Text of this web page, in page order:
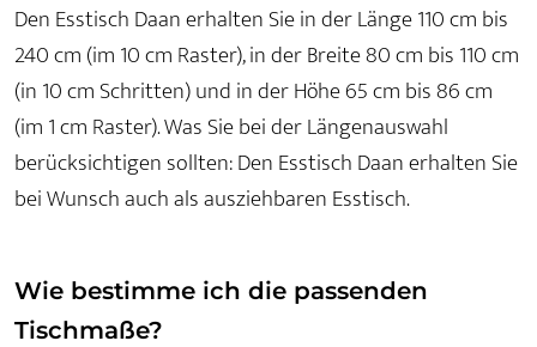
Den Esstisch Daan erhalten Sie in der Länge 110 cm bis
240 cm (im 10 cm Raster), in der Breite 80 cm bis 110 cm
(in 10 cm Schritten) und in der Höhe 65 cm bis 86 cm
(im 1 cm Raster). Was Sie bei der Längenauswahl
berücksichtigen sollten: Den Esstisch Daan erhalten Sie
bei Wunsch auch als ausziehbaren Esstisch.
Wie bestimme ich die passenden
Tischmaße?